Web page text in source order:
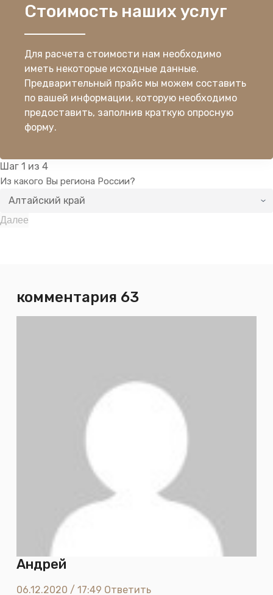
Стоимость наших услуг
Для расчета стоимости нам необходимо
иметь некоторые исходные данные.
Предварительный прайс мы можем составить
по вашей информации, которую необходимо
предоставить, заполнив краткую опросную
форму.
Шаг 1 из 4
Из какого Вы региона России?
Далее
комментария 63
Андрей
06.12.2020 / 17:49 Ответить